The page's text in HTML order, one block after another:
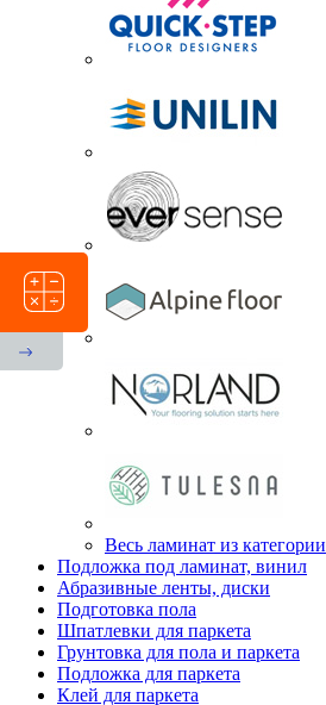
Весь ламинат из категории
Подложка под ламинат, винил
Абразивные ленты, диски
Подготовка пола
Шпатлевки для паркета
Грунтовка для пола и паркета
Подложка для паркета
Клей для паркета